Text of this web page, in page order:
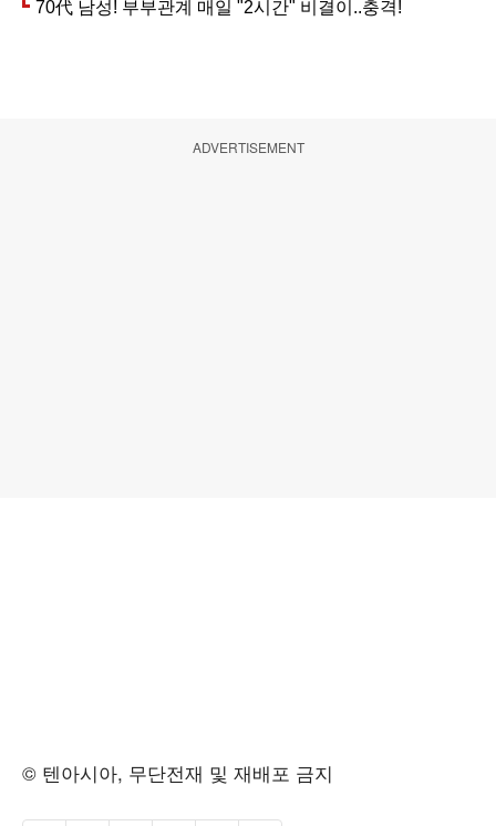
ADVERTISEMENT
© 텐아시아, 무단전재 및 재배포 금지